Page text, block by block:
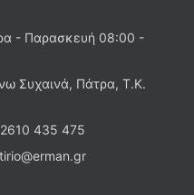
- Παρασκευή 08:00 -
Συχαινά, Πάτρα, Τ.Κ.
435 475